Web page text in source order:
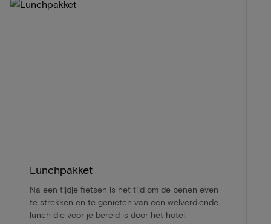
Lunchpakket
Na een tijdje fietsen is het tijd om de benen even
te strekken en te genieten van een welverdiende
lunch die voor je bereid is door het hotel.